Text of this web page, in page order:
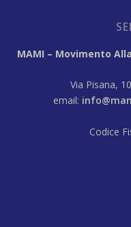
MAMI – Movimento
Via Pisana,
email:
Codice